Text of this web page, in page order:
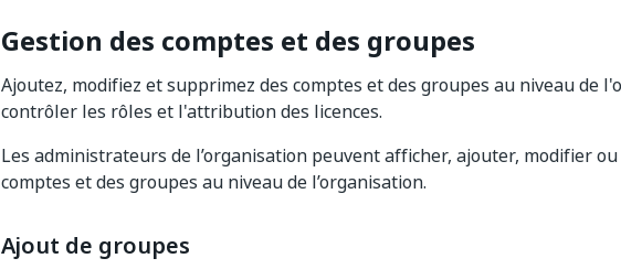
Gestion des comptes et des groupes
Ajoutez, modifiez et supprimez des comptes et des groupes au niveau de
contrôler les rôles et l'attribution des licences.
Les administrateurs de l’organisation peuvent afficher, ajouter, modifier
comptes et des groupes au niveau de l’organisation.
Ajout de groupes